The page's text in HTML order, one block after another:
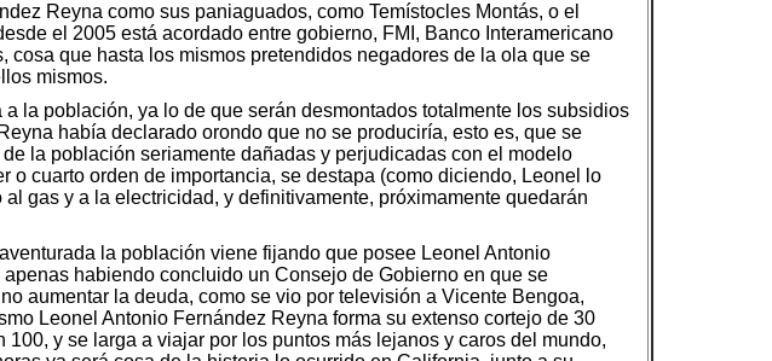
Reyna como sus paniaguados, como Temístocles Montás, o el
el 2005 está acordado entre gobierno, FMI, Banco Interamericano
que hasta los mismos pretendidos negadores de la ola que se
mismos.
la población, ya lo de que serán desmontados totalmente los subsidios
había declarado orondo que no se produciría, esto es, que se
la población seriamente dañadas y perjudicadas con el modelo
cuarto orden de importancia, se destapa (como diciendo, Leonel lo
gas y a la electricidad, y definitivamente, próximamente quedarán
la población viene fijando que posee Leonel Antonio
habiendo concluido un Consejo de Gobierno en que se
aumentar la deuda, como se vio por televisión a Vicente Bengoa,
Leonel Antonio Fernández Reyna forma su extenso cortejo de 30
y se larga a viajar por los puntos más lejanos y caros del mundo,